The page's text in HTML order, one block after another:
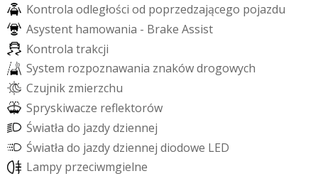
Kontrola odległości od poprzedzającego pojazdu
Asystent hamowania - Brake Assist
Kontrola trakcji
System rozpoznawania znakówdrogowych
Czujnik zmierzchu
Spryskiwacze refektorów
Światła do jazdydziennej
Światła do jazdydziennej diodowe LED
Lampy przeciwmgielne